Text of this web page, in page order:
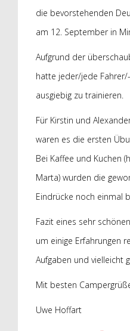
die bevorstehenden
am 12. September in
Aufgrund der
hatte jeder/jede
ausgiebig zu trainieren.
Für Kirstin und
waren es die ersten
Bei Kaffee und Kuchen
Marta) wurden die
Eindrücke noch einmal
Fazit eines sehr
um einige Erfahrungen
Aufgaben und vielleicht
Mit besten
Uwe Hoffart